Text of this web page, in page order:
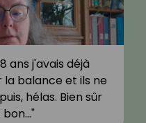
ans j'avais déjà
balance et ils ne
hélas. Bien sûr
bon…"